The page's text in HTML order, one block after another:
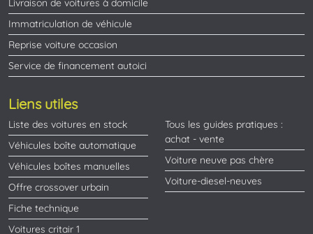
Livraison de voitures à domicile
Immatriculation de véhicule
Reprise voiture occasion
Service de financement autoici
Liens utiles
Liste des voitures en stock
Véhicules boîte automatique
Véhicules boîtes manuelles
Offre crossover urbain
Fiche technique
Voitures critair 1
Tous les guides pratiques :
achat - vente
Voiture neuve pas chère
Voiture-diesel-neuves